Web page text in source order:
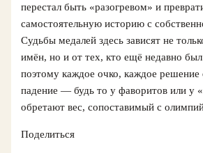
перестал быть «разогревом» и
самостоятельную историю с
Судьбы медалей здесь зависят не
имён, но и от тех, кто ещё недавно
поэтому каждое очко, каждое
падение — будь то у фаворитов или у
обретают вес, сопоставимый с
Поделиться